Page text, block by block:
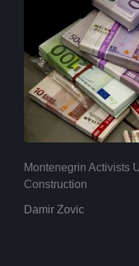
Montenegrin Activists
Construction
Damir Zovic